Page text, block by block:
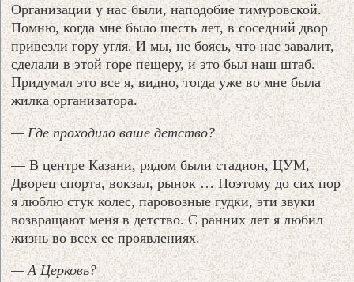
Организации у нас были, наподобие тимуровской.
Помню, когда мне было шесть лет, в соседний двор
привезли гору угля. И мы, не боясь, что нас завалит,
сделали в этой горе пещеру, и это был наш штаб.
Придумал это все я, видно, тогда уже во мне была
жилка организатора.
— Где проходило ваше детство?
— В центре Казани, рядом были стадион, ЦУМ,
Дворец спорта, вокзал, рынок … Поэтому до сих пор
я люблю стук колес, паровозные гудки, эти звуки
возвращают меня в детство. С ранних лет я любил
жизнь во всех ее проявлениях.
— А Церковь?